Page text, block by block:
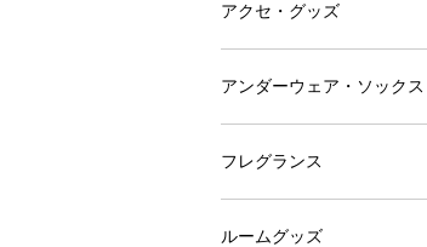
アクセ・グッズ
アンダーウェア・ソックス
フレグランス
ルームグッズ